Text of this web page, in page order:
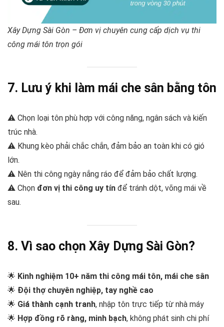
Xây Dựng Sài Gòn – Đơn vị chuyên cung cấp dịch vụ thi
công mái tôn trọn gói
7. Lưu ý khi làm mái che sân bằng tôn
⚠️ Chọn loại tôn phù hợp với công năng, ngân sách và kiến
trúc nhà.
⚠️ Khung kèo phải chắc chắn, đảm bảo an toàn khi có gió
lớn.
⚠️ Nên thi công ngày nắng ráo để đảm bảo chất lượng.
⚠️ Chọn đơn vị thi công uy tín để tránh dột, võng mái về
sau.
8. Vì sao chọn Xây Dựng Sài Gòn?
🌟 Kinh nghiệm 10+ năm thi công mái tôn, mái che sân
🌟 Đội thợ chuyên nghiệp, tay nghề cao
🌟 Giá thành cạnh tranh, nhập tôn trực tiếp từ nhà máy
🌟 Hợp đồng rõ ràng, minh bạch, không phát sinh chi phí